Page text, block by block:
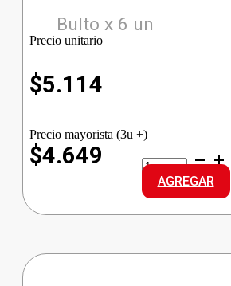
Bulto x 6 un
Precio unitario
$5.114
Precio mayorista (3u +)
$4.649
F.ALVEAR
CHAMP.
D/SEC.
cantidad
AGREGAR